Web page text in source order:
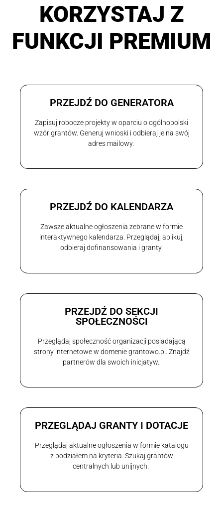
KORZYSTAJ Z
FUNKCJI PREMIUM
PRZEJDŹ DO GENERATORA
Zapisuj robocze projekty w oparciu o ogólnopolski
wzór grantów. Generuj wnioski i odbieraj je na swój
adres mailowy.
PRZEJDŹ DO KALENDARZA
Zawsze aktualne ogłoszenia zebrane w formie
interaktywnego kalendarza. Przeglądaj, aplikuj,
odbieraj dofinansowania i granty.
PRZEJDŹ DO SEKCJI
SPOŁECZNOŚCI
Przeglądaj społeczność organizacji posiadającą
strony internetowe w domenie grantowo.pl. Znajdź
partnerów dla swoich inicjatyw.
PRZEGLĄDAJ GRANTY I DOTACJE
Przeglądaj aktualne ogłoszenia w formie katalogu
z podziałem na kryteria. Szukaj grantów
centralnych lub unijnych.